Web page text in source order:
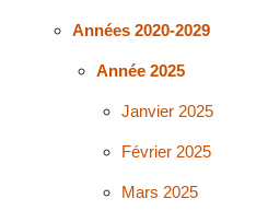
Années 2020-2029
Année 2025
Janvier 2025
Février 2025
Mars 2025